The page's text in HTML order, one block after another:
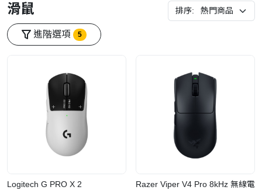
滑鼠 排序:
進階選項 5
Logitech G PRO X 2
Razer Viper V4 Pro 8kHz 無線電